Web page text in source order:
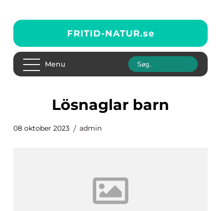
FRITID-NATUR.se
Menu
lösnaglar barn
08 oktober 2023 admin